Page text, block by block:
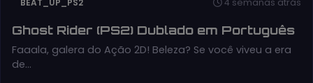
BEAT_UP_PS2 4 semanas atrás
Ghost Rider (PS2) Dublado em Português
Faaala, galera do Ação 2D! Beleza? Se você viveu a era
de…